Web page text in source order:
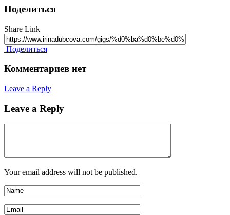
Поделиться
Share Link
Поделиться
Комментариев нет
Leave a Reply
Leave a Reply
Your email address will not be published.